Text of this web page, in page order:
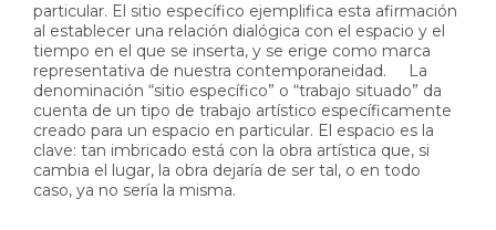
particular. El sitio específico ejemplifica esta afirmación
al establecer una relación dialógica con el espacio y el
tiempo en el que se inserta, y se erige como marca
representativa de nuestra contemporaneidad. La
denominación “sitio específico” o “trabajo situado” da
cuenta de un tipo de trabajo artístico específicamente
creado para un espacio en particular. El espacio es la
clave: tan imbricado está con la obra artística que, si
cambia el lugar, la obra dejaría de ser tal, o en todo
caso, ya no sería la misma.